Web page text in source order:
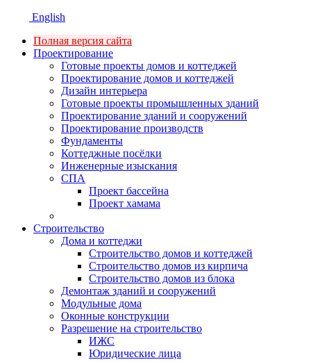
English
Полная версия сайта
Проектирование
Готовые проекты домов и коттеджей
Проектирование домов и коттеджей
Дизайн интерьера
Готовые проекты промышленных зданий
Проектирование зданий и сооружений
Проектирование производств
Фундаменты
Коттеджные посёлки
Инженерные изыскания
СПА
Проект бассейна
Проект хамама
Строительство
Дома и коттеджи
Строительство домов и коттеджей
Строительство домов из кирпича
Строительство домов из блока
Демонтаж зданий и сооружений
Модульные дома
Оконные конструкции
Разрешение на строительство
ИЖС
Юридические лица